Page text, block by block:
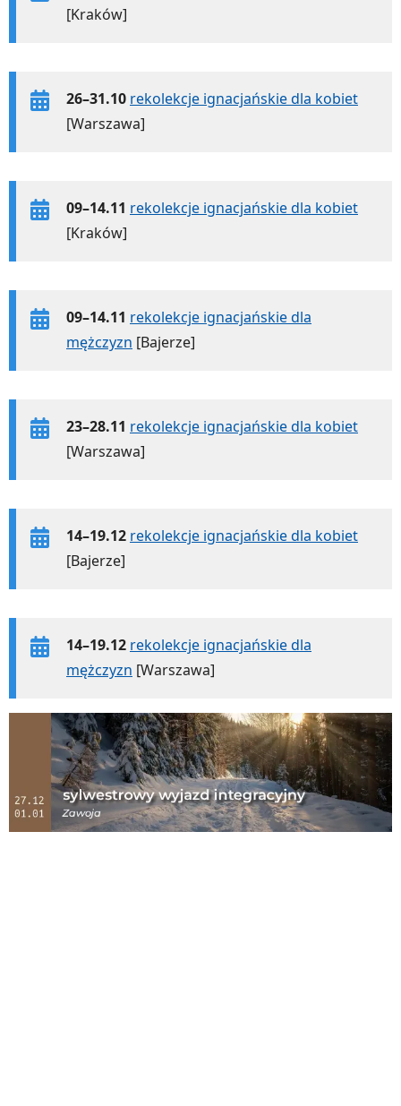
[Kraków]
26–31.10 rekolekcje ignacjańskie dla kobiet
[Warszawa]
09–14.11 rekolekcje ignacjańskie dla kobiet
[Kraków]
09–14.11 rekolekcje ignacjańskie dla
mężczyzn [Bajerze]
23–28.11 rekolekcje ignacjańskie dla kobiet
[Warszawa]
14–19.12 rekolekcje ignacjańskie dla kobiet
[Bajerze]
14–19.12 rekolekcje ignacjańskie dla
mężczyzn [Warszawa]